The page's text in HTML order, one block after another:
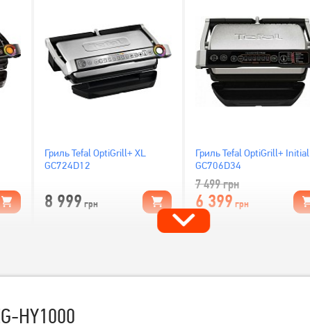
Гриль Tefal OptiGrill+ XL
GC724D12
8 999 грн
Гриль Tefal OptiGrill+ Initial
GC706D34
7 499грн
6 399 грн
HY1000